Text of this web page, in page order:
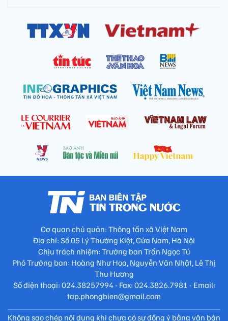
Cơ quan chủ quản: Thông tấn xã Việt Nam
Địa chỉ: Số 05 Lý Thường Kiệt, Cửa Nam, Hà Nội
Chịu trách nhiệm: Trưởng ban Trần Ngọc Tú
Phó Trưởng ban: Hoàng Như Hoa, Nguyễn Văn Nhật, Lê Thị
Thu Hương
Số điện thoại: 024.38257994 - Fax: 024.3826.7981 - Email:
tap.phongbien@gmail.com
Không sao chép nội dung khi chưa có sự đồng ý bằng văn bản